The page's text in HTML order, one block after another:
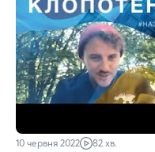
10 червня 2022 82 хв.